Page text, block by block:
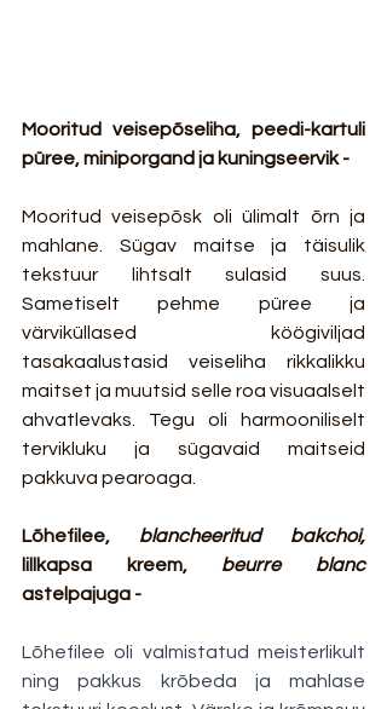
Mooritud veisepõseliha, peedi-kartuli
püree, miniporgand ja kuningseervik -
Mooritud veisepõsk oli ülimalt õrn ja
mahlane. Sügav maitse ja täisulik
tekstuur lihtsalt sulasid suus.
Sametiselt pehme püree ja
värviküllased köögiviljad
tasakaalustasid veiseliha rikkalikku
maitset ja muutsid selle roa visuaalselt
ahvatlevaks. Tegu oli harmooniliselt
tervikluku ja sügavaid maitseid
pakkuva pearoaga.
Lõhefilee, blancheeritud bakchoi,
lillkapsa kreem, beurre blanc
astelpajuga -
Lõhefilee oli valmistatud meisterlikult
ning pakkus krõbeda ja mahlase